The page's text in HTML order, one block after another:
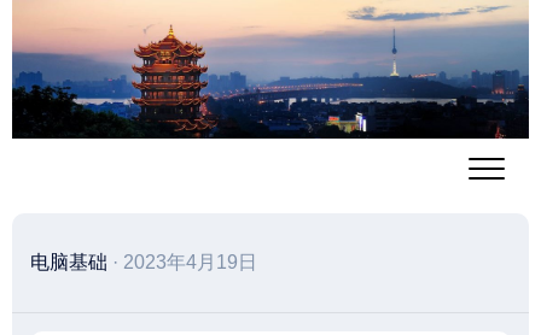
至
容
电脑基础 · 2023年4月19日